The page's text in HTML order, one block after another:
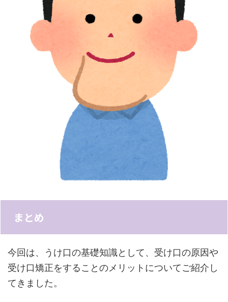
まとめ
今回は、うけ口の基礎知識として、受け口の原因や
受け口矯正をすることのメリットについてご紹介し
てきました。